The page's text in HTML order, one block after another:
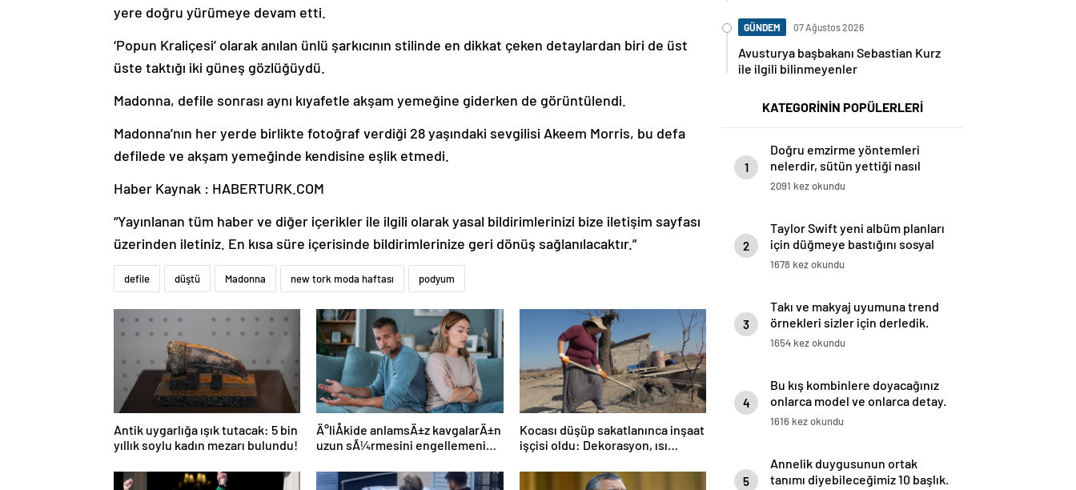
yere doğru yürümeye devam etti.
‘Popun Kraliçesi’ olarak anılan ünlü şarkıcının stilinde en dikkat çeken detaylardan biri de üst
üste taktığı iki güneş gözlüğüydü.
Madonna, defile sonrası aynı kıyafetle akşam yemeğine giderken de görüntülendi.
Madonna’nın her yerde birlikte fotoğraf verdiği 28 yaşındaki sevgilisi Akeem Morris, bu defa
defilede ve akşam yemeğinde kendisine eşlik etmedi.
Haber Kaynak : HABERTURK.COM
“Yayınlanan tüm haber ve diğer içerikler ile ilgili olarak yasal bildirimlerinizi bize iletişim sayfası
üzerinden iletiniz. En kısa süre içerisinde bildirimlerinize geri dönüş sağlanılacaktır.”
defile düştü Madonna new tork moda haftası podyum
Antik uygarlığa ışık tutacak: 5 bin
yıllık soylu kadın mezarı bulundu!
Ä°liÅkide anlamsÄ±z kavgalarÄ±n
uzun sÃ¼rmesini engellemenin 5
Kocası düşüp sakatlanınca inşaat
işçisi oldu: Dekorasyon, ısı
GÜNDEM 07 Ağustos 2026
Avusturya başbakanı Sebastian Kurz
ile ilgili bilinmeyenler
KATEGORİNİN POPÜLERLERİ
1
Doğru emzirme yöntemleri
nelerdir, sütün yettiği nasıl
anlaşılır?
2091 kez okundu
2
Taylor Swift yeni albüm planları
için düğmeye bastığını sosyal
medyadan duyurdu!
1678 kez okundu
3
Takı ve makyaj uyumuna trend
örnekleri sizler için derledik.
1654 kez okundu
4
Bu kış kombinlere doyacağınız
onlarca model ve onlarca detay.
1616 kez okundu
5
Annelik duygusunun ortak
tanımı diyebileceğimiz 10 başlık.